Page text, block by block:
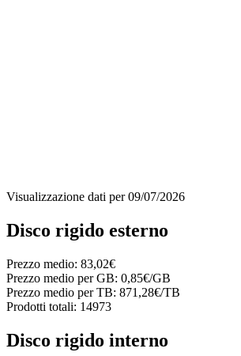
Visualizzazione dati per09/07/2026
Disco rigido esterno
Prezzo medio: 83,02€
Prezzo medio per GB: 0,85€/GB
Prezzo medio per TB: 871,28€/TB
Prodotti totali: 14973
Disco rigido interno